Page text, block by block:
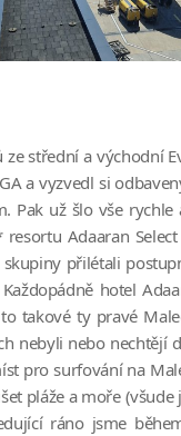
střední a východní
a vyzvedl si
Pak už šlo vše rychle
Adaaran
přilétali
hotel
takové ty pravé
nebyli nebo nechtějí
pro surfování na
pláže a moře
ráno jsme